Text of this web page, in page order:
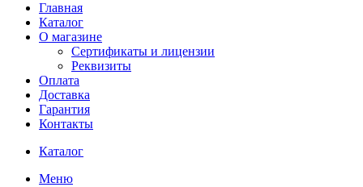
Главная
Каталог
О магазине
Сертификаты и лицензии
Реквизиты
Оплата
Доставка
Гарантия
Контакты
Каталог
Меню